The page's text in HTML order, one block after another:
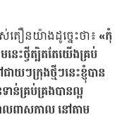
តឿនយ៉ាងដូច្នេះថា៖«កុំ
នេះថ្វីត្បិតតែយើងគ្រប់
ាយៗក្រុងថ្មីៗនេះខ្ញុំបាន
ន់គ្រប់គ្រងបានល្អ
លពាសកាល នៅតាម